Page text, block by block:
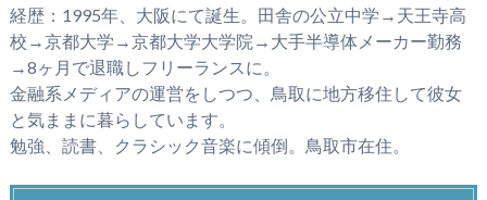
経歴：1995年、大阪にて誕生。田舎の公立中学→天王寺高
校→京都大学→京都大学大学院→大手半導体メーカー勤務
→8ヶ月で退職しフリーランスに。
金融系メディアの運営をしつつ、鳥取に地方移住して彼女
と気ままに暮らしています。
勉強、読書、クラシック音楽に傾倒。鳥取市在住。